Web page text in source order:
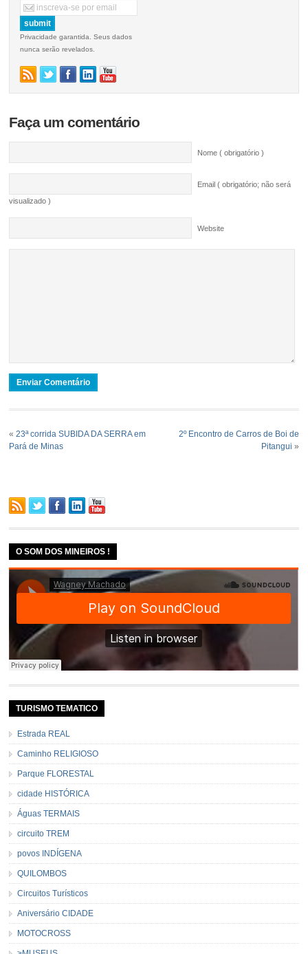
Privacidade garantida. Seus dados
nunca serão revelados.
Faça um comentário
Nome ( obrigatório )
Email ( obrigatório; não será
visualizado )
Website
«23ª corrida SUBIDA DA SERRA em
Pará de Minas
2º Encontro de Carros de Boi de
Pitangui »
O SOM DOS MINEIROS !
TURISMO TEMATICO
Estrada REAL
Caminho RELIGIOSO
Parque FLORESTAL
cidade HISTÓRICA
Águas TERMAIS
circuito TREM
povos INDÍGENA
QUILOMBOS
Circuitos Turísticos
Aniversário CIDADE
MOTOCROSS